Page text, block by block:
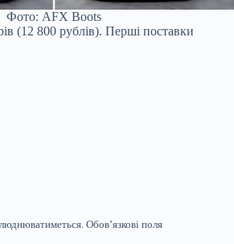
Фото: AFX Boots
(12 800 рублів). Перші поставки
Обов’язкові поля